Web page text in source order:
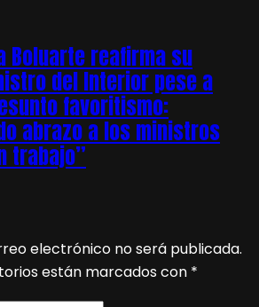
Boluarte reafirma su
del Interior pese a
favoritismo:
abrazo a los ministros
trabajo”
electrónico no será publicada.
están marcados con *